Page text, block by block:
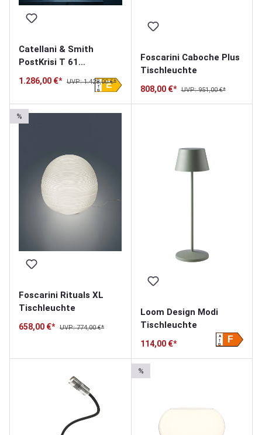
Catellani & Smith
PostKrisi T 61
Tischleuchte
1.286,00 €* UVP: 1.428,00 €*
E
A
G
Foscarini Caboche Plus
Tischleuchte
808,00 €* UVP: 951,00 €*
%
Foscarini Rituals XL
Tischleuchte
658,00 €* UVP: 774,00 €*
Loom Design Modi
Tischleuchte
114,00 €* F
A
G
%